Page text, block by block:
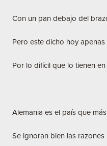
Con un pan debajo del
Pero este dicho hoy apenas
Por lo difícil que lo tienen
Alemania es el país que
Se ignoran bien las razones